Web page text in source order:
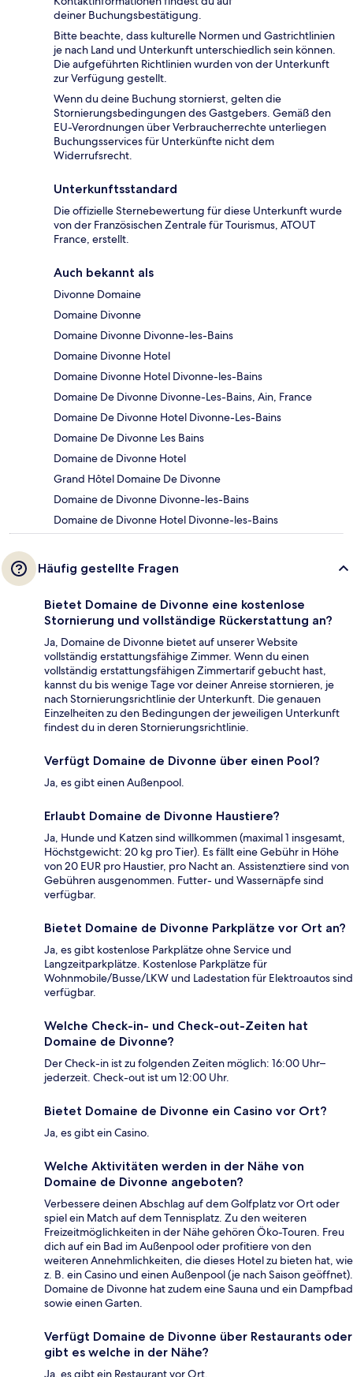
deiner Buchungsbestätigung.
Bitte beachte, dass kulturelle Normen und Gastrichtlinien
je nach Land und Unterkunft unterschiedlich sein können.
Die aufgeführten Richtlinien wurden von der Unterkunft
zur Verfügung gestellt.
Wenn du deine Buchung stornierst, gelten die
Stornierungsbedingungen des Gastgebers. Gemäß den
EU-Verordnungen über Verbraucherrechte unterliegen
Buchungsservices für Unterkünfte nicht dem
Widerrufsrecht.
Unterkunftsstandard
Die offizielle Sternebewertung für diese Unterkunft wurde
von der Französischen Zentrale für Tourismus, ATOUT
France, erstellt.
Auch bekannt als
Divonne Domaine
Domaine Divonne
Domaine Divonne Divonne-les-Bains
Domaine Divonne Hotel
Domaine Divonne Hotel Divonne-les-Bains
Domaine De Divonne Divonne-Les-Bains, Ain, France
Domaine De Divonne Hotel Divonne-Les-Bains
Domaine De Divonne Les Bains
Domaine de Divonne Hotel
Grand Hôtel Domaine De Divonne
Domaine de Divonne Divonne-les-Bains
Domaine de Divonne Hotel Divonne-les-Bains
Häufig gestellte Fragen
Bietet Domaine de Divonne eine kostenlose
Stornierung und vollständige Rückerstattung an?
Ja, Domaine de Divonne bietet auf unserer Website
vollständig erstattungsfähige Zimmer. Wenn du einen
vollständig erstattungsfähigen Zimmertarif gebucht hast,
kannst du bis wenige Tage vor deiner Anreise stornieren, je
nach Stornierungsrichtlinie der Unterkunft. Die genauen
Einzelheiten zu den Bedingungen der jeweiligen Unterkunft
findest du in deren Stornierungsrichtlinie.
Verfügt Domaine de Divonne über einen Pool?
Ja, es gibt einen Außenpool.
Erlaubt Domaine de Divonne Haustiere?
Ja, Hunde und Katzen sind willkommen (maximal 1 insgesamt,
Höchstgewicht: 20 kg pro Tier). Es fällt eine Gebühr in Höhe
von 20 EUR pro Haustier, pro Nacht an. Assistenztiere sind von
Gebühren ausgenommen. Futter- und Wassernäpfe sind
verfügbar.
Bietet Domaine de Divonne Parkplätze vor Ort an?
Ja, es gibt kostenlose Parkplätze ohne Service und
Langzeitparkplätze. Kostenlose Parkplätze für
Wohnmobile/Busse/LKW und Ladestation für Elektroautos sind
verfügbar.
Welche Check-in- und Check-out-Zeiten hat
Domaine de Divonne?
Der Check-in ist zu folgenden Zeiten möglich: 16:00 Uhr–
jederzeit. Check-out ist um 12:00 Uhr.
Bietet Domaine de Divonne ein Casino vor Ort?
Ja, es gibt ein Casino.
Welche Aktivitäten werden in der Nähe von
Domaine de Divonne angeboten?
Verbessere deinen Abschlag auf dem Golfplatz vor Ort oder
spiel ein Match auf dem Tennisplatz. Zu den weiteren
Freizeitmöglichkeiten in der Nähe gehören Öko-Touren. Freu
dich auf ein Bad im Außenpool oder profitiere von den
weiteren Annehmlichkeiten, die dieses Hotel zu bieten hat, wie
z. B. ein Casino und einen Außenpool (je nach Saison geöffnet).
Domaine de Divonne hat zudem eine Sauna und ein Dampfbad
sowie einen Garten.
Verfügt Domaine de Divonne über Restaurants oder
gibt es welche in der Nähe?
Ja, es gibt ein Restaurant vor Ort.